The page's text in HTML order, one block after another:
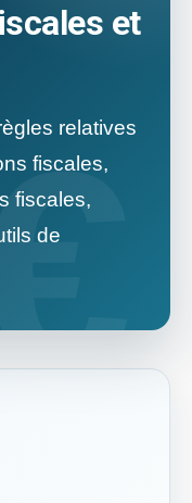
et
relatives
fiscales,
fiscales,
de